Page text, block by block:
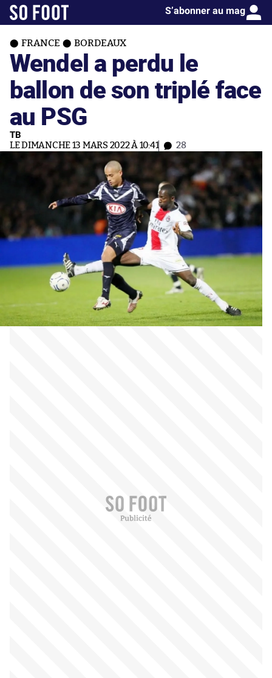
S’abonner au mag
FRANCE BORDEAUX
Wendel a perdu le
ballon de son triplé face
au PSG
TB
LE DIMANCHE 13 MARS 2022 À 10:41 28